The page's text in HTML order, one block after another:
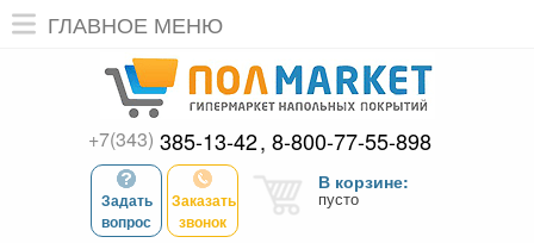
ГЛАВНОЕ МЕНЮ
+7(343) 385-13-42 8-800-77-55-898
Задать
вопрос
Заказать
звонок
В корзине:
пусто